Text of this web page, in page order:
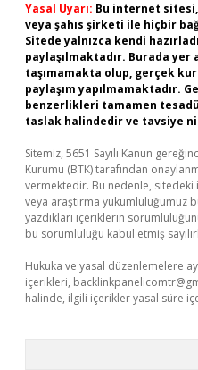
Yasal Uyarı: Bu internet
veya şahıs şirketi ile hiçbir
Sitede yalnızca kendi
paylaşılmaktadır. Burada
taşımamakta olup, gerçek
paylaşım yapılmamaktadır.
benzerlikleri tamamen
taslak halindedir ve tavsiye
Sitemiz, 5651 Sayılı Kanun
Kurumu (BTK) tarafından
vermektedir. Bu nedenle,
veya araştırma yükümlülüğümüz
yazdıkları içeriklerin
bu sorumluluğu kabul etmiş
Hukuka ve yasal düzenlemelere
içerikleri,
halinde, ilgili içerikler yasal süre